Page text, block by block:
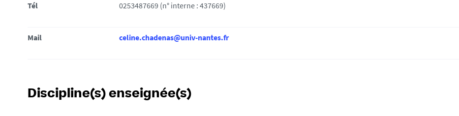
Tél 0253487669 (n° interne : 437669)
Mail celine.chadenas@univ-nantes.fr
Discipline(s) enseignée(s)